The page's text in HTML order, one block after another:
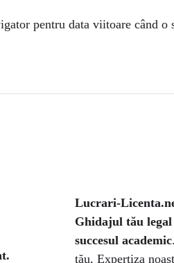
pentru data viitoare când o
Lucrari-
Ghidajul tău legal
succesul academic
tău, Expertiza